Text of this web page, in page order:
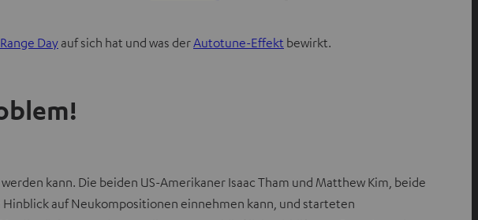
Dayauf sich hat und was derAutotune-Effekt bewirkt.
kann. Die beiden US-Amerikaner Isaac Tham und Matthew Kim, beide
auf Neukompositionen einnehmen kann, und starteten